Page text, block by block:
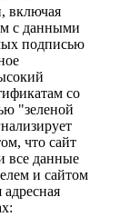
включая
с данными
подписью
со
"зеленой
что сайт
все данные
и сайтом